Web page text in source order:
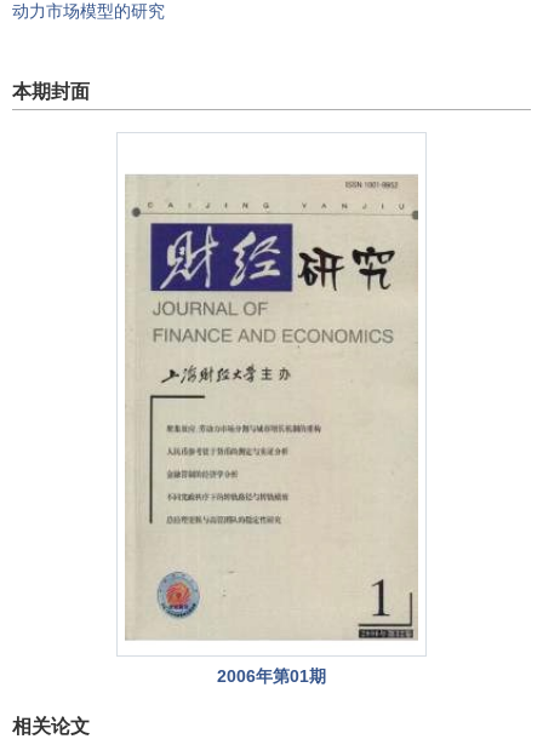
动力市场模型的研究
本期封面
2006年第01期
相关论文